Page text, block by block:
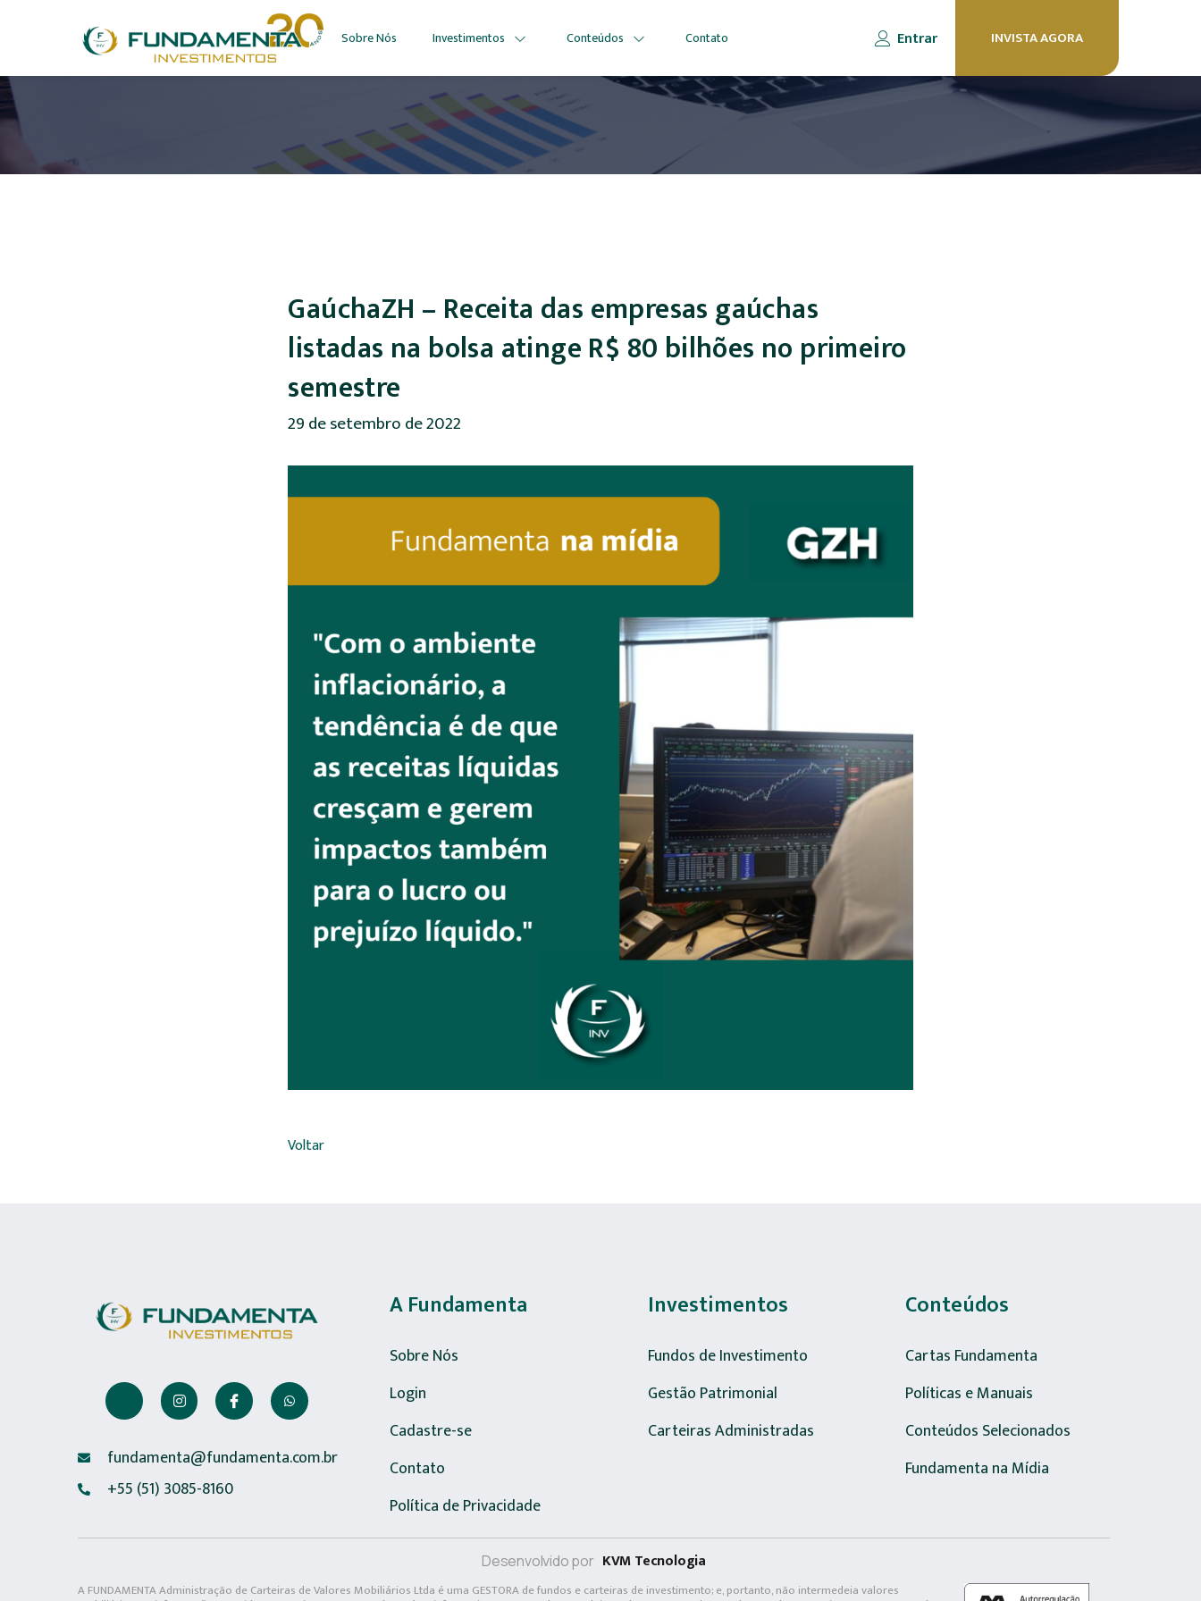
Sobre Nós Investimentos Conteúdos Contato Entrar INVISTA AGORA
GaúchaZH – Receita das empresas gaúchas
listadas na bolsa atinge R$ 80 bilhões no primeiro
semestre
29 de setembro de 2022
Voltar
fundamenta@fundamenta.com.br
+55 (51) 3085-8160
A Fundamenta
Sobre Nós
Login
Cadastre-se
Contato
Política de Privacidade
Investimentos
Fundos de Investimento
Gestão Patrimonial
Carteiras Administradas
Conteúdos
Cartas Fundamenta
Políticas e Manuais
Conteúdos Selecionados
Fundamenta na Mídia
Desenvolvido por KVM Tecnologia
A FUNDAMENTA Administração de Carteiras de Valores Mobiliários Ltda é uma GESTORA de fundos e carteiras de investimento; e, portanto, não intermedeia valores